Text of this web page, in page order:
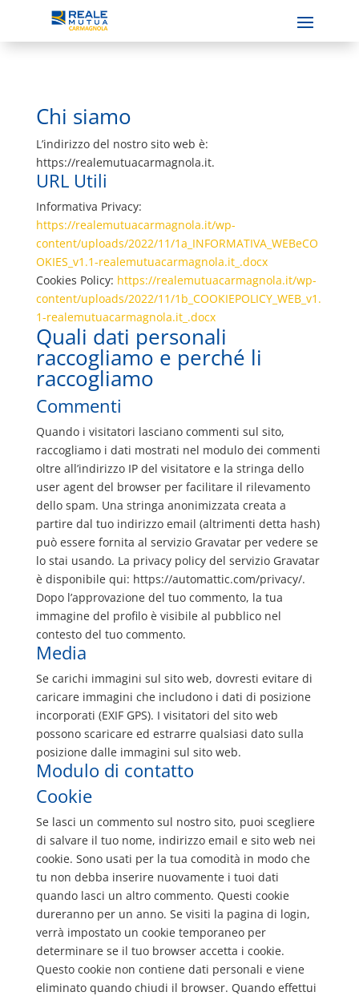
Chi siamo
L’indirizzo del nostro sito web è:
https://realemutuacarmagnola.it.
URL Utili
Informativa Privacy:
https://realemutuacarmagnola.it/wp-
content/uploads/2022/11/1a_INFORMATIVA_WEBeCO
OKIES_v1.1-realemutuacarmagnola.it_.docx
Cookies Policy: https://realemutuacarmagnola.it/wp-
content/uploads/2022/11/1b_COOKIEPOLICY_WEB_v1.
1-realemutuacarmagnola.it_.docx
Quali dati personali
raccogliamo e perché li
raccogliamo
Commenti
Quando i visitatori lasciano commenti sul sito,
raccogliamo i dati mostrati nel modulo dei commenti
oltre all’indirizzo IP del visitatore e la stringa dello
user agent del browser per facilitare il rilevamento
dello spam. Una stringa anonimizzata creata a
partire dal tuo indirizzo email (altrimenti detta hash)
può essere fornita al servizio Gravatar per vedere se
lo stai usando. La privacy policy del servizio Gravatar
è disponibile qui: https://automattic.com/privacy/.
Dopo l’approvazione del tuo commento, la tua
immagine del profilo è visibile al pubblico nel
contesto del tuo commento.
Media
Se carichi immagini sul sito web, dovresti evitare di
caricare immagini che includono i dati di posizione
incorporati (EXIF GPS). I visitatori del sito web
possono scaricare ed estrarre qualsiasi dato sulla
posizione dalle immagini sul sito web.
Modulo di contatto
Cookie
Se lasci un commento sul nostro sito, puoi scegliere
di salvare il tuo nome, indirizzo email e sito web nei
cookie. Sono usati per la tua comodità in modo che
tu non debba inserire nuovamente i tuoi dati
quando lasci un altro commento. Questi cookie
dureranno per un anno. Se visiti la pagina di login,
verrà impostato un cookie temporaneo per
determinare se il tuo browser accetta i cookie.
Questo cookie non contiene dati personali e viene
eliminato quando chiudi il browser. Quando effettui